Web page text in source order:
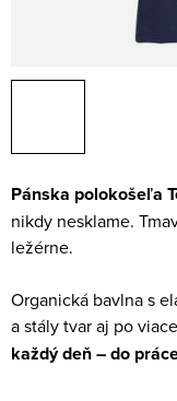
Pánska polokošeľa
nikdy nesklame.
ležérne.
Organická bavlna s
a stály tvar aj po
každý deň – do